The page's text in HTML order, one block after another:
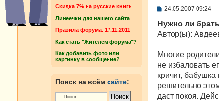
Cкидка 7% на русские книги
Линеечки для нашего сайта
Правила форума. 17.11.2011
Как стать "Жителем форума"?
Как добавить фото или
картинку в сообщение?
Поиск на всём сайте:
С
о
б
щ
и
е
24.05.2007 09:24
Нужно ли
Автор(ы):
Многие
не избаловать
кричит, бабушка
решительно
даст покоя.